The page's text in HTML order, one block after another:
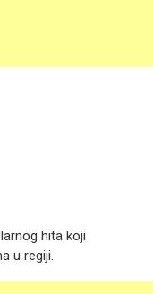
hita koji
u regiji.